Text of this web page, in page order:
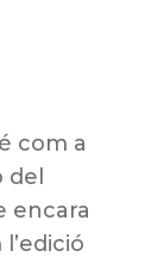
com a
encara